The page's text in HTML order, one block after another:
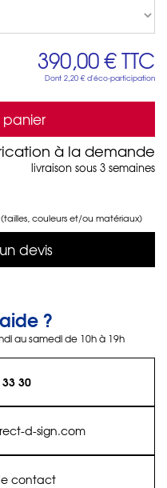
390,00 €TTC
Dont 2,20 € d'éco-participation
à la demande
livraison sous 3 semaines
(tailles, couleurs et/ou matériaux)
devis
?
au samedi de 10h à 19h
30
d-sign.com
contact